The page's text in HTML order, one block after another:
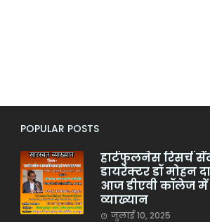
POPULAR POSTS
हार्टफुलनेस रिसर्च
डायरेक्टर डॉ मोहन
आज डीएवी कॉलेज
व्याख्यान
जुलाई 10, 2025